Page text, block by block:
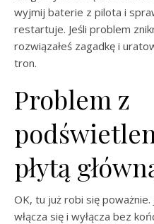
wyjmij baterie z pilota i
restartuje. Jeśli problem
rozwiązałeś zagadkę i
tron.
Problem z
płytą
OK, tu już robi się
włącza się i wyłącza bez